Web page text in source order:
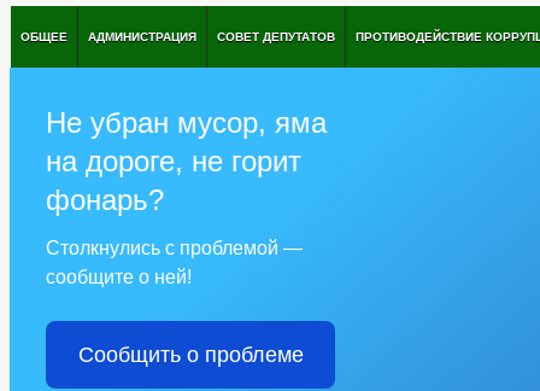
ОБЩЕЕ АДМИНИСТРАЦИЯ СОВЕТ ДЕПУТАТОВ ПРОТИВОДЕЙСТВИЕ
Не убран мусор, яма
на дороге, не горит
фонарь?
Столкнулись с проблемой —
сообщите о ней!
Сообщить о проблеме